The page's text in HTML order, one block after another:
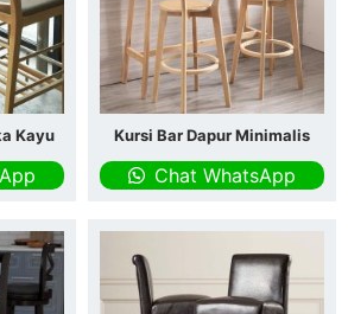
Kayu Kursi Bar Dapur Minimalis
Chat WhatsApp